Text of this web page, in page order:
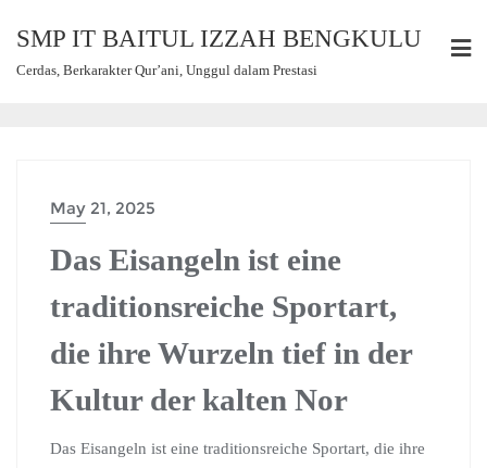
SMP IT BAITUL IZZAH BENGKULU
Cerdas, Berkarakter Qur’ani, Unggul dalam Prestasi
May 21, 2025
Das Eisangeln ist eine
traditionsreiche Sportart,
die ihre Wurzeln tief in der
Kultur der kalten Nor
Das Eisangeln ist eine traditionsreiche Sportart, die ihre